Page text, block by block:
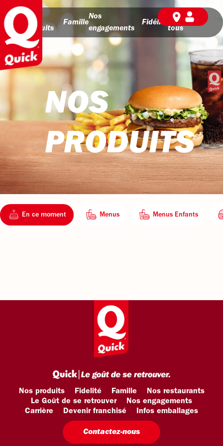
Nos
produits
Famille
Nos
engagements
Fidélité
BD pour
tous
NOS
PRODUITS
En ce moment Menus Menus Enfants
Nos produits Fidelité Famille
Nos restaurants
Le Goût de se retrouver
Nos engagements
Carrière
Devenir franchisé Infos emballages
Contactez-nous